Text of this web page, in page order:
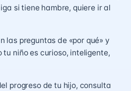
si tiene hambre, quiere ir al
las preguntas de «por qué» y
tu niño es curioso, inteligente,
progreso de tu hijo, consulta